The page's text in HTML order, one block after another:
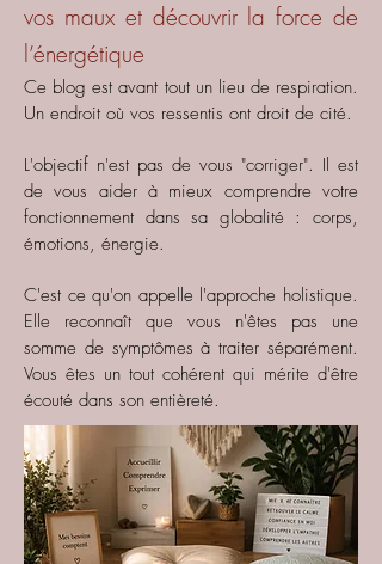
vos maux et découvrir la force de
l’énergétique
Ce blog est avant tout un lieu de respiration.
Un endroit où vos ressentis ont droit de cité.
L'objectif n'est pas de vous "corriger". Il est
de vous aider à mieux comprendre votre
fonctionnement dans sa globalité : corps,
émotions, énergie.
C'est ce qu'on appelle l'approche holistique.
Elle reconnaît que vous n'êtes pas une
somme de symptômes à traiter séparément.
Vous êtes un tout cohérent qui mérite d'être
écouté dans son entièreté.